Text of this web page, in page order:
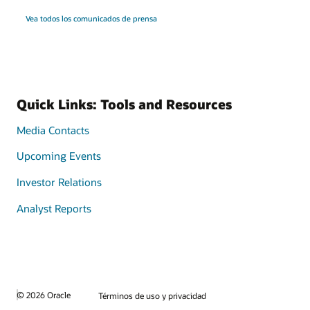
Vea todos los comunicados de prensa
Quick Links: Tools and Resources
Media Contacts
Upcoming Events
Investor Relations
Analyst Reports
© 2026 Oracle Términos de uso y privacidad